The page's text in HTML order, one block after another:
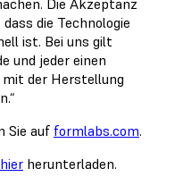
Die Akzeptanz
die Technologie
ist. Bei uns gilt
und jeder einen
der Herstellung
Sie auf formlabs.com.
hier herunterladen.